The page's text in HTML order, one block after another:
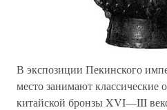
В экспозиции Пекинского
место занимают классические
китайской бронзы XVI—III